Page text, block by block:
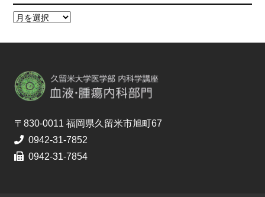
〒830-0011 福岡県久留米市旭町67
0942-31-7852
0942-31-7854